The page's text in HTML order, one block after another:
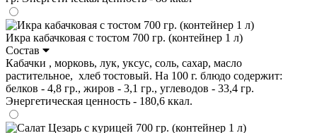
Икра кабачковая с тостом 700 гр. (контейнер 1 л)
Состав
Кабачки , морковь, лук, уксус, соль, сахар, масло
растительное, хлеб тостовый. На 100 г. блюдо содержит:
белков - 4,8 гр., жиров - 3,1 гр., углеводов - 33,4 гр.
Энергетическая ценность - 180,6 ккал.